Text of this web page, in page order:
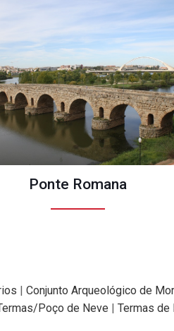
Ponte Romana
|Conjunto Arqueológico de
Poço de Neve |Termas